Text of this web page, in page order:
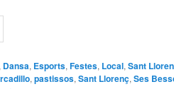
Dansa, Esports,Festes, Local,Sant
,pastissos,Sant Llorenç,Ses